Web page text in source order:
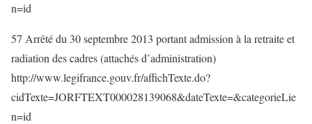
n=id
57 Arrêté du 30 septembre 2013 portant admission à la retraite et
radiation des cadres (attachés d’administration)
http://www.legifrance.gouv.fr/affichTexte.do?
cidTexte=JORFTEXT000028139068&dateTexte=&categorieLie
n=id